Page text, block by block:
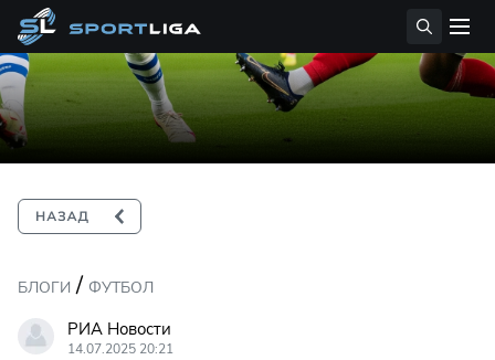
БЛОГИ / ФУТБОЛ
РИА Новости
14.07.2025 20:21